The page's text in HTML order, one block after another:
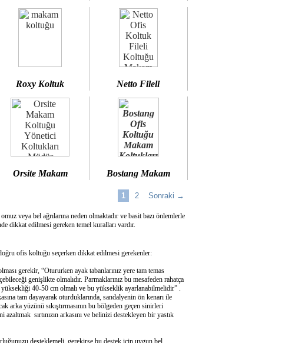
Roxy Koltuk Netto Fileli
Orsite Makam Bostang Makam
1 2 Sonraki →
veya bel ağrılarına neden olmaktadır ve basit bazı önlemlerle
dikkat edilmesi gereken temel kuralları vardır.
ofis koltuğu seçerken dikkat edilmesi gerekenler:
gerekir, “Otururken ayak tabanlarınız yere tam temas
genişlikte olmalıdır. Parmaklarınız bu mesafeden rahatça
40-50 cm olmalı ve bu yükseklik ayarlanabilmelidir” .
tam dayayarak oturduklarında, sandalyenin ön kenarı ile
arka yüzünü sıkıştırmasının bu bölgeden geçen sinirleri
sırtınızın arkasını ve belinizi destekleyen bir yastık
desteklemeli, gerekirse bu destek için uygun bel